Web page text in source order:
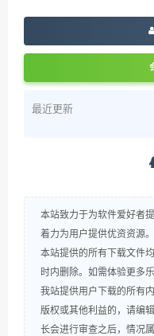
最近更新
本站致力于为软件爱好者
着力为用户提供优资资源。
本站提供的所有下载文件
时内删除。如需体验更多
我站提供用户下载的所有
版权或其他利益的，请编
长会进行审查之后，情况